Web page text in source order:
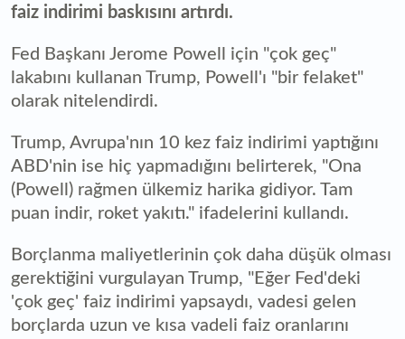
faiz indirimi baskısını artırdı.
Fed Başkanı Jerome Powell için "çok geç"
lakabını kullanan Trump, Powell'ı "bir felaket"
olarak nitelendirdi.
Trump, Avrupa'nın 10 kez faiz indirimi yaptığını
ABD'nin ise hiç yapmadığını belirterek, "Ona
(Powell) rağmen ülkemiz harika gidiyor. Tam
puan indir, roket yakıtı." ifadelerini kullandı.
Borçlanma maliyetlerinin çok daha düşük olması
gerektiğini vurgulayan Trump, "Eğer Fed'deki
'çok geç' faiz indirimi yapsaydı, vadesi gelen
borçlarda uzun ve kısa vadeli faiz oranlarını